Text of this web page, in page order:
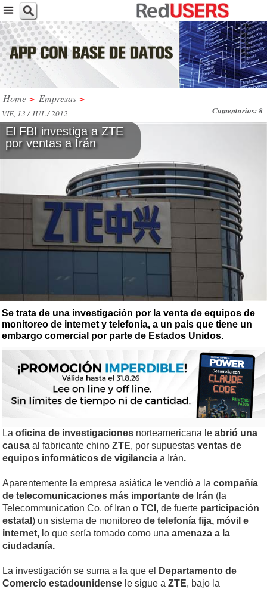
Home > Empresas >
Comentarios: 8
VIE, 13 / JUL / 2012
El FBI investiga a ZTE
por ventas a Irán
Se trata de una investigación por la venta de equipos de
monitoreo de internet y telefonía, a un país que tiene un
embargo comercial por parte de Estados Unidos.
La oficina de investigaciones norteamericana le abrió una
causa al fabricante chino ZTE, por supuestas ventas de
equipos informáticos de vigilancia a Irán.
Aparentemente la empresa asiática le vendió a la compañía
de telecomunicaciones más importante de Irán (la
Telecommunication Co. of Iran o TCI , de fuerte participación
estatal ) un sistema de monitoreo de telefonía fija, móvil e
internet, lo que sería tomado como una amenaza a la
ciudadanía.
La investigación se suma a la que el
Departamento de
Comercio estadounidense le sigue a ZTE, bajo la